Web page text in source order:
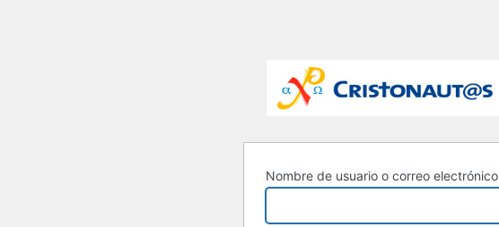
Nombre de usuario o correo electrónico